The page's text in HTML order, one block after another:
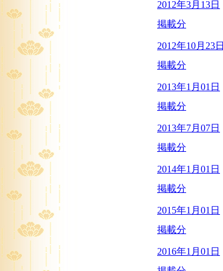
2012年3月13日
掲載分
2012年10月23日
掲載分
2013年1月01日
掲載分
2013年7月07日
掲載分
2014年1月01日
掲載分
2015年1月01日
掲載分
2016年1月01日